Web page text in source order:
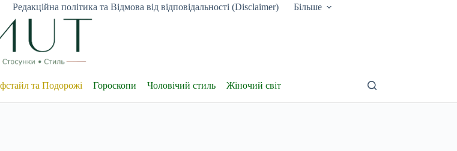
Редакційна політика та Відмова від відповідальності (Disclaimer) Більше
та Подорожі Гороскопи Чоловічий стиль Жіночий світ